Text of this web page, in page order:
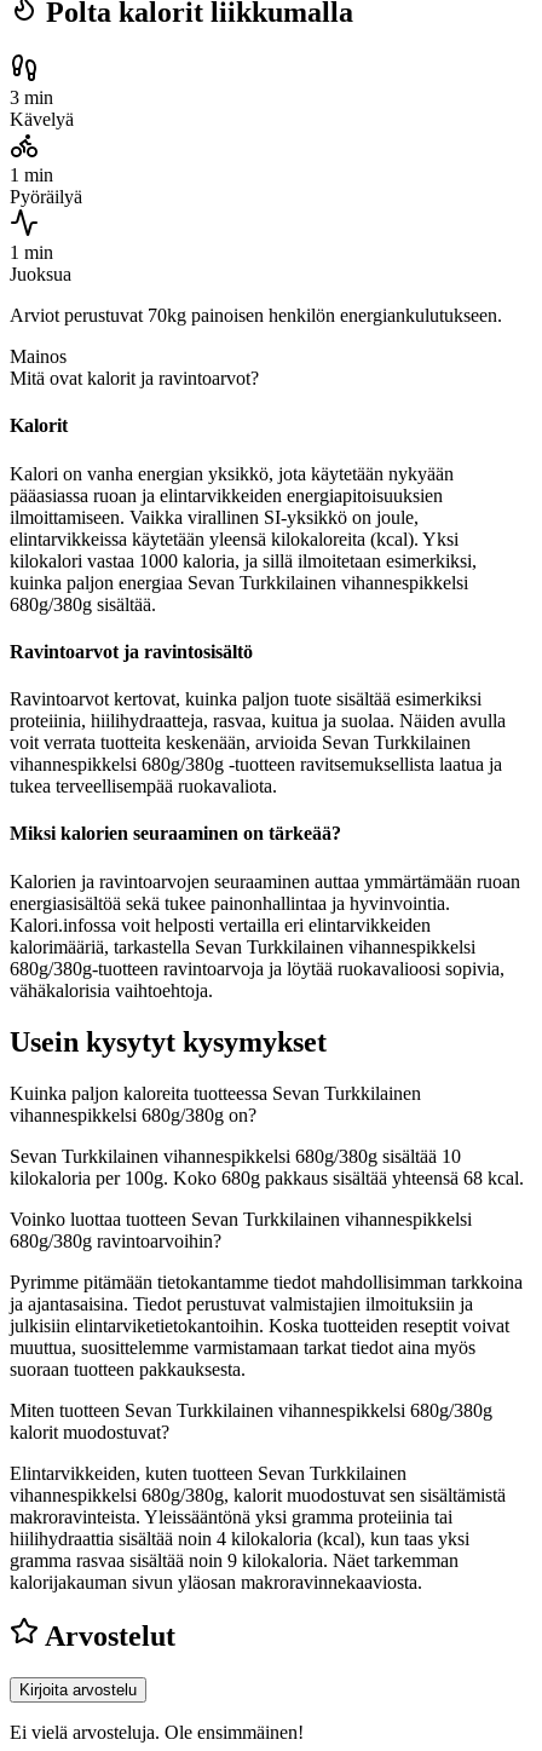
Polta kalorit liikkumalla
3 min
Kävelyä
1 min
Pyöräilyä
1 min
Juoksua
Arviot perustuvat 70kg painoisen henkilön energiankulutukseen.
Mainos
Mitä ovat kalorit ja ravintoarvot?
Kalorit
Kalori on vanha energian yksikkö, jota käytetään nykyään
pääasiassa ruoan ja elintarvikkeiden energiapitoisuuksien
ilmoittamiseen. Vaikka virallinen SI-yksikkö on joule,
elintarvikkeissa käytetään yleensä kilokaloreita (kcal). Yksi
kilokalori vastaa 1000 kaloria, ja sillä ilmoitetaan esimerkiksi,
kuinka paljon energiaa Sevan Turkkilainen vihannespikkelsi
680g/380g sisältää.
Ravintoarvot ja ravintosisältö
Ravintoarvot kertovat, kuinka paljon tuote sisältää esimerkiksi
proteiinia, hiilihydraatteja, rasvaa, kuitua ja suolaa. Näiden avulla
voit verrata tuotteita keskenään, arvioida Sevan Turkkilainen
vihannespikkelsi 680g/380g -tuotteen ravitsemuksellista laatua ja
tukea terveellisempää ruokavaliota.
Miksi kalorien seuraaminen on tärkeää?
Kalorien ja ravintoarvojen seuraaminen auttaa ymmärtämään ruoan
energiasisältöä sekä tukee painonhallintaa ja hyvinvointia.
Kalori.infossa voit helposti vertailla eri elintarvikkeiden
kalorimääriä, tarkastella Sevan Turkkilainen vihannespikkelsi
680g/380g-tuotteen ravintoarvoja ja löytää ruokavalioosi sopivia,
vähäkalorisia vaihtoehtoja.
Usein kysytyt kysymykset
Kuinka paljon kaloreita tuotteessa Sevan Turkkilainen
vihannespikkelsi 680g/380g on?
Sevan Turkkilainen vihannespikkelsi 680g/380g sisältää 10
kilokaloria per 100g. Koko 680g pakkaus sisältää yhteensä 68 kcal.
Voinko luottaa tuotteen Sevan Turkkilainen vihannespikkelsi
680g/380g ravintoarvoihin?
Pyrimme pitämään tietokantamme tiedot mahdollisimman tarkkoina
ja ajantasaisina. Tiedot perustuvat valmistajien ilmoituksiin ja
julkisiin elintarviketietokantoihin. Koska tuotteiden reseptit voivat
muuttua, suosittelemme varmistamaan tarkat tiedot aina myös
suoraan tuotteen pakkauksesta.
Miten tuotteen Sevan Turkkilainen vihannespikkelsi 680g/380g
kalorit muodostuvat?
Elintarvikkeiden, kuten tuotteen Sevan Turkkilainen
vihannespikkelsi 680g/380g, kalorit muodostuvat sen sisältämistä
makroravinteista. Yleissääntönä yksi gramma proteiinia tai
hiilihydraattia sisältää noin 4 kilokaloria (kcal), kun taas yksi
gramma rasvaa sisältää noin 9 kilokaloria. Näet tarkemman
kalorijakauman sivun yläosan makroravinnekaaviosta.
Arvostelut
Kirjoita arvostelu
Ei vielä arvosteluja. Ole ensimmäinen!